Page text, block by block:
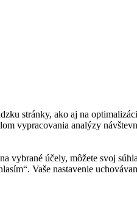
stránky, ako aj na
vypracovania analýzy
vybrané účely, môžete svoj
Vaše nastavenie